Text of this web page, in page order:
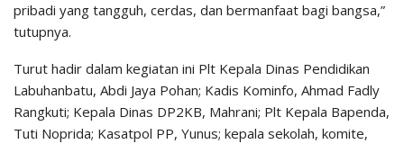
pribadi yang tangguh, cerdas, dan bermanfaat bagi bangsa,”
tutupnya.
Turut hadir dalam kegiatan ini Plt Kepala Dinas Pendidikan
Labuhanbatu, Abdi Jaya Pohan; Kadis Kominfo, Ahmad Fadly
Rangkuti; Kepala Dinas DP2KB, Mahrani; Plt Kepala Bapenda,
Tuti Noprida; Kasatpol PP, Yunus; kepala sekolah, komite,